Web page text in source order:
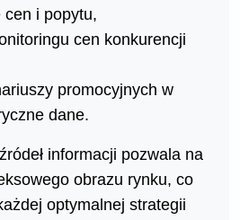
cen i popytu,
cen konkurencji
promocyjnych w
dane.
informacji pozwala na
obrazu rynku, co
optymalnej strategii